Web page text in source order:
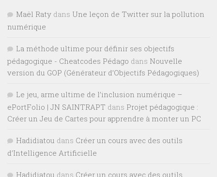
Maël Raty dans Une leçon de Twitter sur la pollution
numérique
La méthode ultime pour définir ses objectifs
pédagogique - Cheatcodes Pédago dans Nouvelle
version du GOP (Générateur d’Objectifs Pédagogiques)
Le jeu, arme ultime de l’inclusion numérique –
ePortFolio | JN SAINTRAPT dans Projet pédagogique :
Créer un Jeu de Cartes pour apprendre à monter un PC
Hadidiatou dans Créer un cours avec des outils
d’Intelligence Artificielle
Hadidiatou dans Créer un cours avec des outils